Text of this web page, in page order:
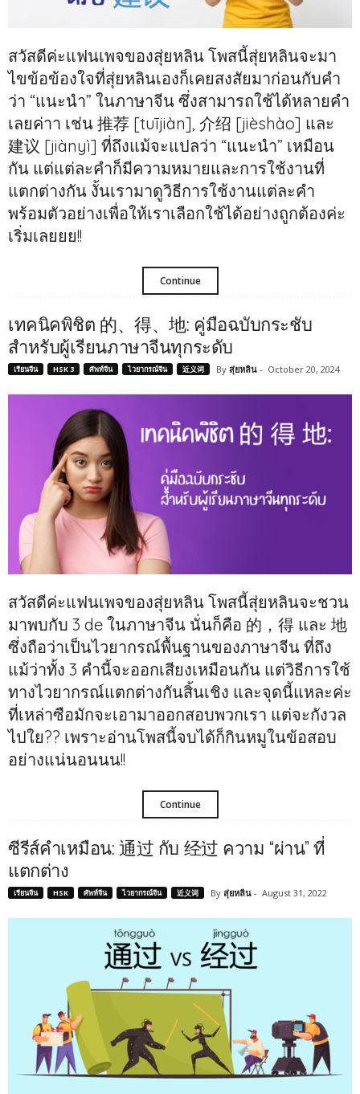
สวัสดีค่ะแฟนเพจของสุ่ยหลิน โพสนี้สุ่ยหลินจะมา
ไขข้อข้องใจที่สุ่ยหลินเองก็เคยสงสัยมาก่อนกับคำ
ว่า “แนะนำ” ในภาษาจีน ซึ่งสามารถใช้ได้หลายคำ
เลยค่าา เช่น 推荐 [tuījiàn], 介绍 [jièshào] และ
建议 [jiànyì] ที่ถึงแม้จะแปลว่า “แนะนำ” เหมือน
กัน แต่แต่ละคำก็มีความหมายและการใช้งานที่
แตกต่างกัน งั้นเรามาดูวิธีการใช้งานแต่ละคำ
พร้อมตัวอย่างเพื่อให้เราเลือกใช้ได้อย่างถูกต้องค่ะ
เริ่มเลยยย!!
Continue
เทคนิคพิชิต 的、得、地: คู่มือฉบับกระชับ
สำหรับผู้เรียนภาษาจีนทุกระดับ
เรียนจีน HSK 3 ศัพท์จีน ไวยากรณ์จีน 近义词 By สุ่ยหลิน - October 20, 2024
สวัสดีค่ะแฟนเพจของสุ่ยหลิน โพสนี้สุ่ยหลินจะชวน
มาพบกับ 3 de ในภาษาจีน นั่นก็คือ 的，得 และ 地
ซึ่งถือว่าเป็นไวยากรณ์พื้นฐานของภาษาจีน ที่ถึง
แม้ว่าทั้ง 3 คำนี้จะออกเสียงเหมือนกัน แต่วิธีการใช้
ทางไวยากรณ์แตกต่างกันสิ้นเชิง และจุดนี้แหละค่ะ
ที่เหล่าซือมักจะเอามาออกสอบพวกเรา แต่จะกังวล
ไปใย?? เพราะอ่านโพสนี้จบได้ก็กินหมูในข้อสอบ
อย่างแน่นอนนน!!
Continue
ซีรีส์คำเหมือน: 通过 กับ 经过 ความ “ผ่าน” ที่
แตกต่าง
เรียนจีน HSK ศัพท์จีน ไวยากรณ์จีน 近义词 By สุ่ยหลิน - August 31, 2022